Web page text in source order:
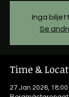
Inga
Se
Time &
27 Jan 2026,